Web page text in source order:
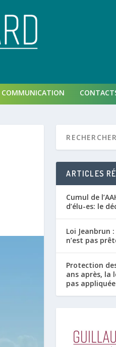
COMMUNICATION
ARTICLES
Cumul de
d’élu-es: le
Loi Jeanbrun
n’est pas
Protection
ans après, la
pas